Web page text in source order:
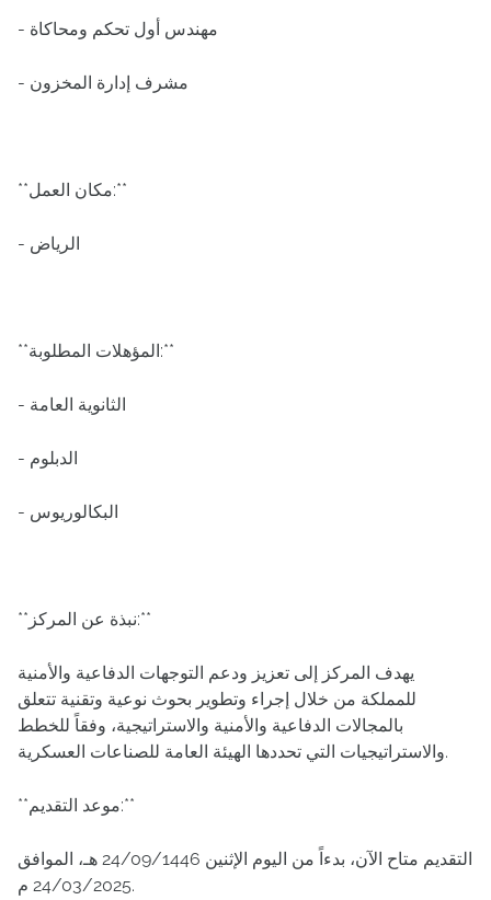
- مهندس أول تحكم ومحاكاة
- مشرف إدارة المخزون
**مكان العمل:**
- الرياض
**المؤهلات المطلوبة:**
**نبذة عن المركز:**
يهدف المركز إلى تعزيز ودعم التوجهات الدفاعية والأمنية
للمملكة من خلال إجراء وتطوير بحوث نوعية وتقنية تتعلق
بالمجالات الدفاعية والأمنية والاستراتيجية، وفقاً للخطط
والاستراتيجيات التي تحددها الهيئة العامة للصناعات العسكرية.
**موعد التقديم:**
التقديم متاح الآن، بدءاً من اليوم الإثنين 24/09/1446 هـ، الموافق
24/03/2025 م.